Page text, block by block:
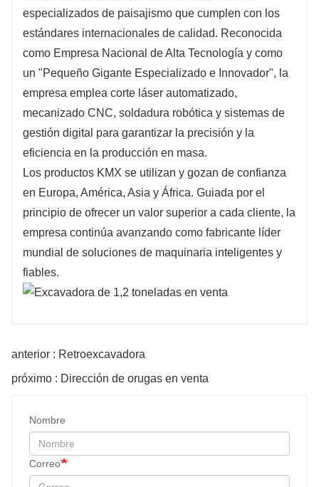
especializados de paisajismo que cumplen con los
estándares internacionales de calidad. Reconocida
como Empresa Nacional de Alta Tecnología y como
un "Pequeño Gigante Especializado e Innovador", la
empresa emplea corte láser automatizado,
mecanizado CNC, soldadura robótica y sistemas de
gestión digital para garantizar la precisión y la
eficiencia en la producción en masa.
Los productos KMX se utilizan y gozan de confianza
en Europa, América, Asia y África. Guiada por el
principio de ofrecer un valor superior a cada cliente, la
empresa continúa avanzando como fabricante líder
mundial de soluciones de maquinaria inteligentes y
fiables.
anterior : Retroexcavadora
próximo : Dirección de orugas en venta
Nombre
Correo